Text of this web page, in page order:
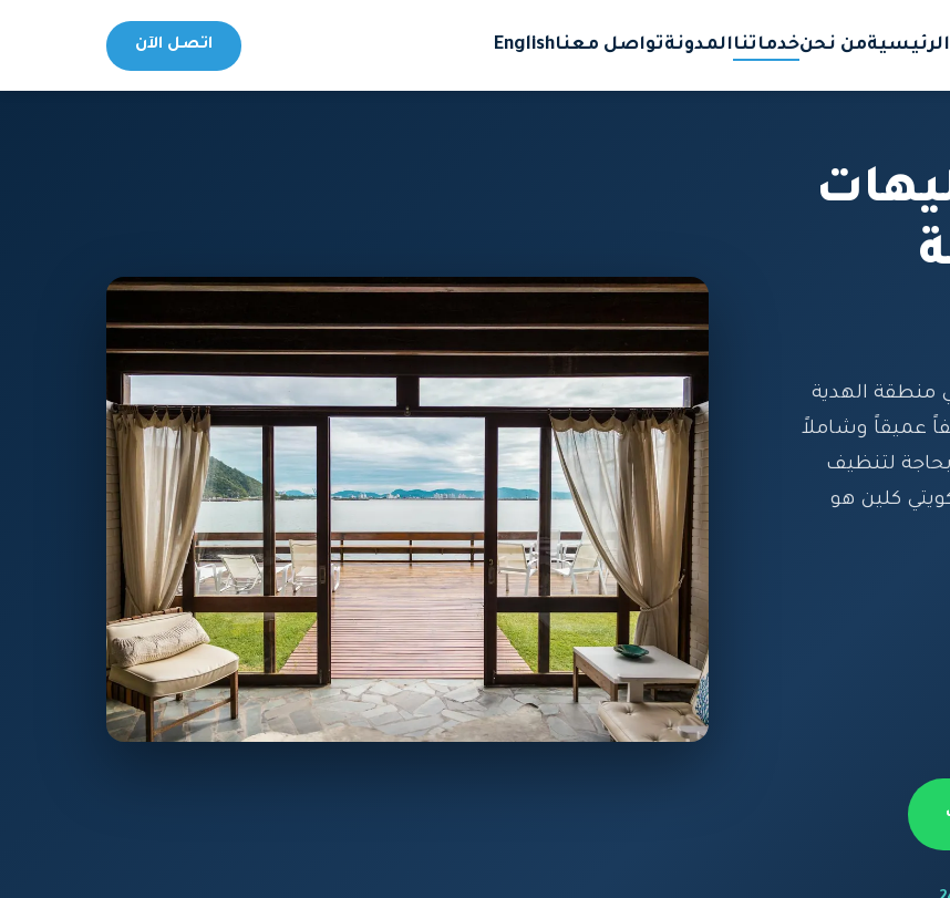
الرئيسيةمن نحنخدماتناالمدونةتواصل معناEnglish اتصل الآن
منطقة الهدية
عميقاً وشاملاً
لتنظيف
كلين هو